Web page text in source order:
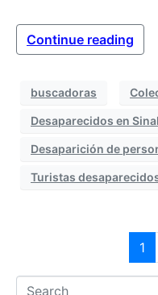
Continue reading
buscadoras
Desaparecidos en
Desaparición de
Turistas
1